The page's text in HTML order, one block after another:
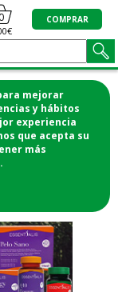
mejorar
y hábitos
experiencia
que acepta su
más
.
0 COMPRAR
EN LA
mandamos